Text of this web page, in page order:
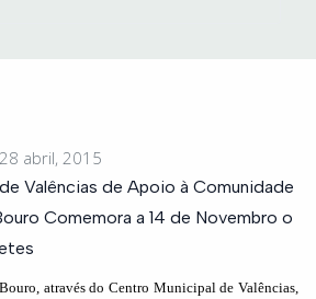
28 abril, 2015
Valências de Apoio à Comunidade
Comemora a 14 de Novembro o
através do Centro Municipal de Valências,